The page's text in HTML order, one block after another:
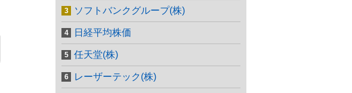
ソフトバンクグループ(株)
日経平均株価
任天堂(株)
レーザーテック(株)